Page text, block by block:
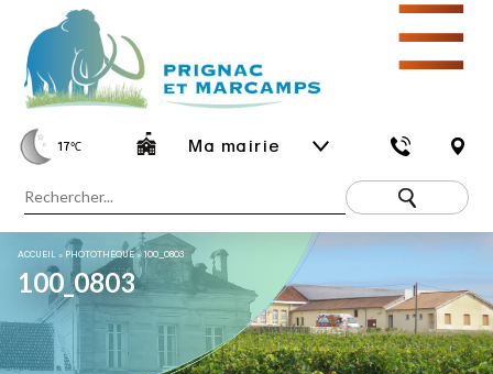
17℃ Ma mairie
☰
ACCUEIL » PHOTOTHÈQUE»100_0803
100_0803